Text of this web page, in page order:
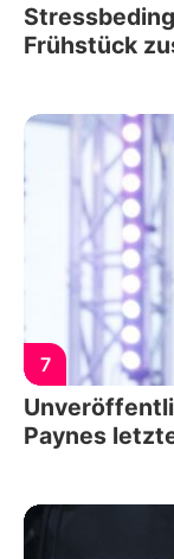
Frühstück
7
Paynes